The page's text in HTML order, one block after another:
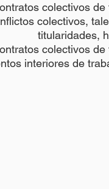
colectivos de
colectivos,
titularidades,
colectivos de
interiores de